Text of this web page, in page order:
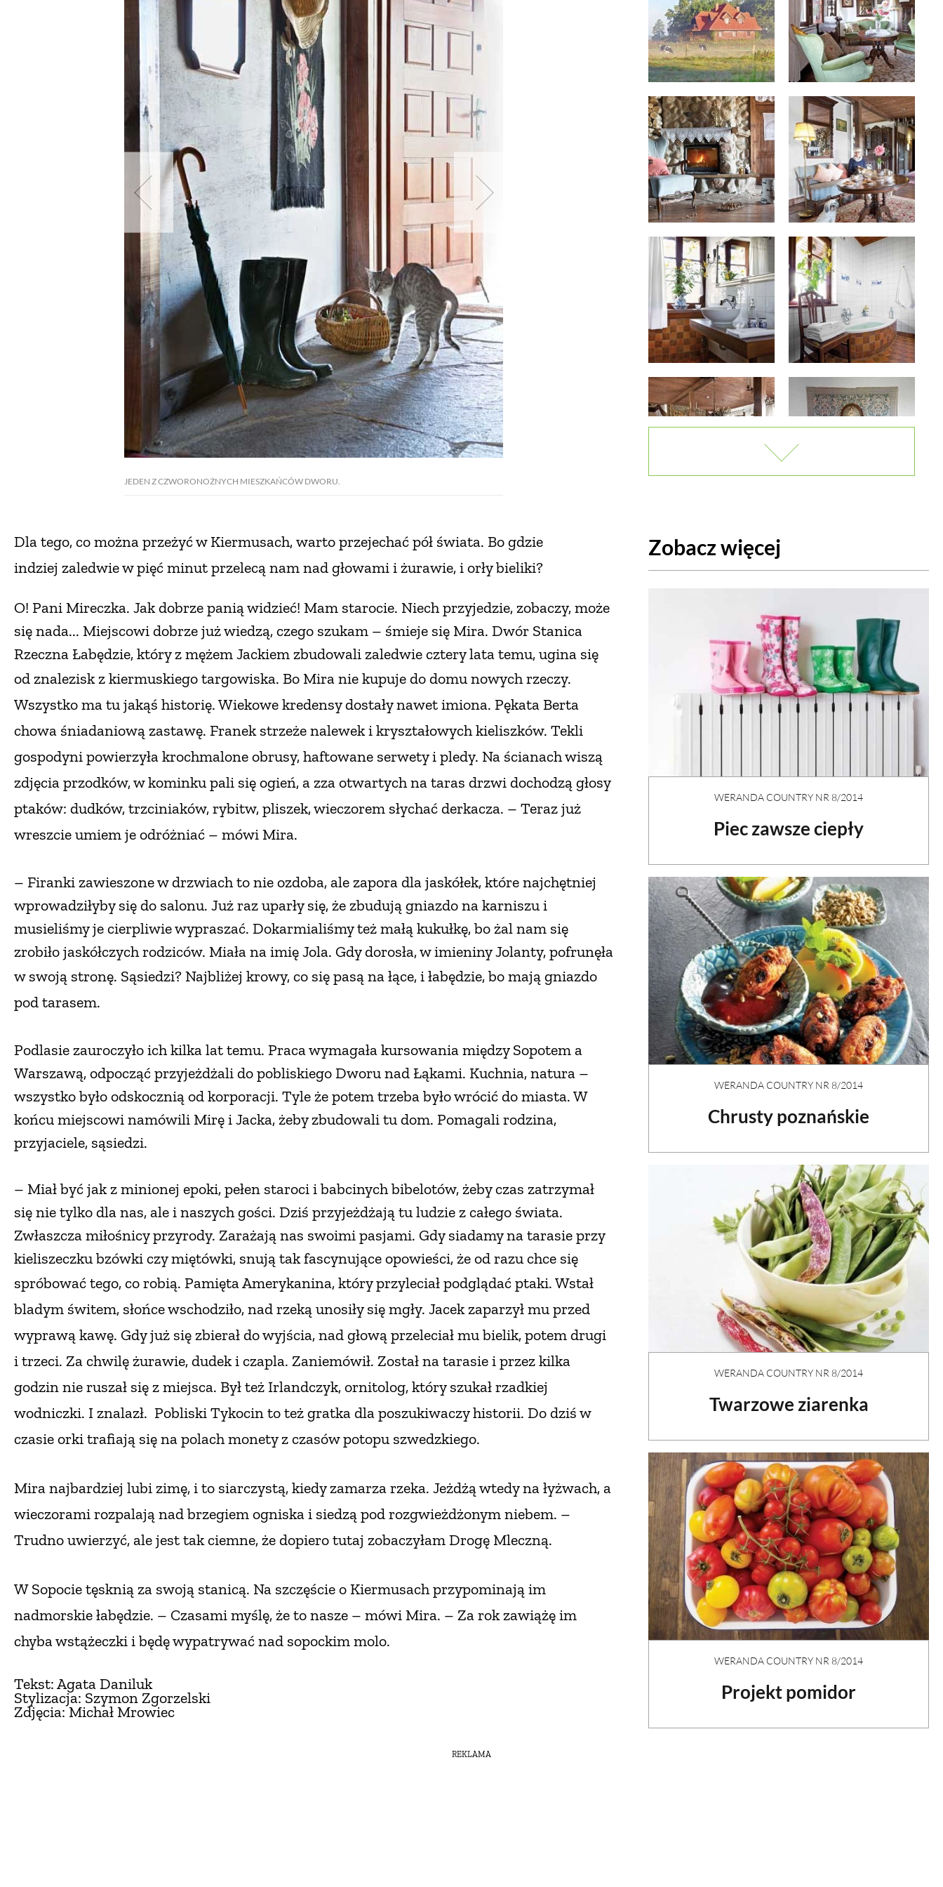
JEDEN Z CZWORONOŻNYCH MIESZKAŃCÓW DWORU.
Dla tego, co można przeżyć w Kiermusach,warto przejechać pół świata. Bo gdzie
indziej zaledwie w pięć minut przelecą namnad głowami i żurawie, i orły bieliki?
O! Pani Mireczka. Jak dobrze panią widzieć! Mam starocie. Niech przyjedzie, zobaczy, może
się nada... Miejscowi dobrze już wiedzą, czego szukam – śmieje się Mira. Dwór Stanica
Rzeczna Łabędzie, który z mężem Jackiem zbudowali zaledwie cztery lata temu, ugina się
od znaleziskz kiermuskiego targowiska. Bo Mira nie kupuje do domu nowych rzeczy.
Wszystko ma tu jakąś historię. Wiekowe kredensy dostały nawet imiona. Pękata Berta
chowa śniadaniową zastawę. Franek strzeże nalewek i kryształowych kieliszków. Tekli
gospodyni powierzyła krochmalone obrusy, haftowane serwety i pledy. Na ścianach wiszą
zdjęcia przodków, w kominku pali się ogień, a zza otwartych na taras drzwi dochodzą głosy
ptaków: dudków, trzciniaków, rybitw, pliszek, wieczorem słychać derkacza. – Teraz już
wreszcie umiem je odróżniać – mówi Mira.
– Firanki zawieszone w drzwiach to nie ozdoba, ale zapora dla jaskółek, które najchętniej
wprowadziłyby się do salonu. Już raz uparły się, że zbudują gniazdo na karniszu i
musieliśmy je cierpliwie wypraszać. Dokarmialiśmy też małą kukułkę, bo żal nam się
zrobiło jaskółczych rodziców. Miała na imię Jola. Gdy dorosła, w imieniny Jolanty, pofrunęła
w swoją stronę. Sąsiedzi? Najbliżej krowy, co się pasą na łące, i łabędzie,bo mają gniazdo
pod tarasem.
Podlasie zauroczyło ich kilka lat temu. Praca wymagała kursowania między Sopotem a
Warszawą, odpocząć przyjeżdżali do pobliskiego Dworu nad Łąkami. Kuchnia, natura –
wszystko było odskocznią od korporacji. Tyle że potem trzeba było wrócić do miasta. W
końcu miejscowi namówili Mirę i Jacka, żeby zbudowali tu dom. Pomagali rodzina,
przyjaciele, sąsiedzi.
– Miał być jak z minionej epoki, pełen staroci i babcinych bibelotów, żeby czas zatrzymał
się nie tylko dla nas, ale i naszych gości. Dziś przyjeżdżają tu ludzie z całego świata.
Zwłaszcza miłośnicy przyrody. Zarażają nas swoimi pasjami. Gdy siadamy na tarasie przy
kieliszeczku bzówki czy miętówki, snują tak fascynujące opowieści, że od razu chce się
spróbować tego,co robią. Pamięta Amerykanina, który przyleciał podglądać ptaki. Wstał
bladym świtem, słońce wschodziło, nad rzeką unosiły się mgły. Jacek zaparzył mu przed
wyprawą kawę. Gdy już się zbierał do wyjścia, nad głową przeleciał mu bielik, potem drugi
i trzeci. Za chwilę żurawie, dudek i czapla. Zaniemówił. Został na tarasiei przez kilka
godzin nie ruszał się z miejsca. Był też Irlandczyk, ornitolog, który szukał rzadkiej
wodniczki. I znalazł. Pobliski Tykocin to też gratka dla poszukiwaczy historii. Do dziś w
czasie orki trafiają się na polach monety z czasów potopu szwedzkiego.
Mira najbardziej lubi zimę, i to siarczystą, kiedy zamarza rzeka. Jeżdżą wtedy na łyżwach, a
wieczorami rozpalają nad brzegiem ogniskai siedzą pod rozgwieżdżonym niebem. –
Trudno uwierzyć, ale jest tak ciemne, że dopiero tutaj zobaczyłam Drogę Mleczną.
W Sopocie tęsknią za swoją stanicą. Na szczęście o Kiermusach przypominają im
nadmorskie łabędzie. – Czasami myślę, że to nasze – mówi Mira. – Za rok zawiążę im
chyba wstążeczkii będę wypatrywać nad sopockim molo.
Tekst: Agata Daniluk
Stylizacja: Szymon Zgorzelski
Zdjęcia: Michał Mrowiec
Zobacz więcej
WERANDA COUNTRY NR 8/2014
Piec zawsze ciepły
WERANDA COUNTRY NR 8/2014
Chrusty poznańskie
WERANDA COUNTRY NR 8/2014
Twarzowe ziarenka
WERANDA COUNTRY NR 8/2014
Projekt pomidor
REKLAMA